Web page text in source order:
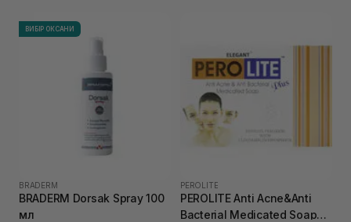
ВИБІР ОКСАНИ
BRADERM
BRADERM Dorsak Spray 100
мл
PEROLITE
PEROLITE Anti Acne&Anti
Bacterial Medicated Soap